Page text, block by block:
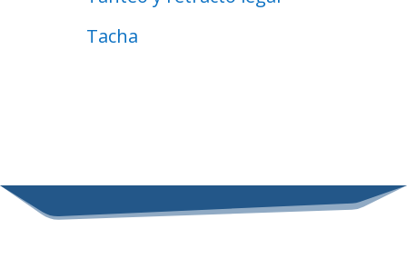
Tacha